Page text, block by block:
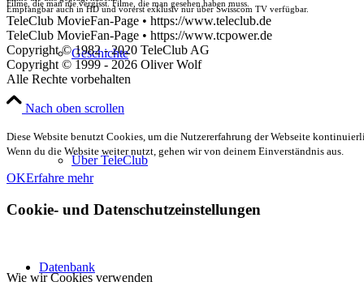
Geschichte
Über TeleClub
Datenbank
Filme, die man nie vergisst. Filme, die man gesehen haben muss.
Empfangbar auch in HD und vorerst exklusiv nur über Swisscom TV verfügbar.
TeleClub MovieFan-Page • https://www.teleclub.de
TeleClub MovieFan-Page • https://www.tcpower.de
Copyright © 1982 - 2020 TeleClub AG
Copyright © 1999 - 2026 Oliver Wolf
Alle Rechte vorbehalten
Nach oben scrollen
Diese Website benutzt Cookies, um die Nutzererfahrung der Webseite
Wenn du die Website weiter nutzt, gehen wir von deinem Einverständnis aus.
OKErfahre mehr
Cookie- und Datenschutzeinstellungen
Wie wir Cookies verwenden